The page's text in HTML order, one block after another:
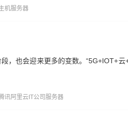
机服务器
，也会迎来更多的变数。“5G+IOT+
讯阿里云 IT公司 服务器